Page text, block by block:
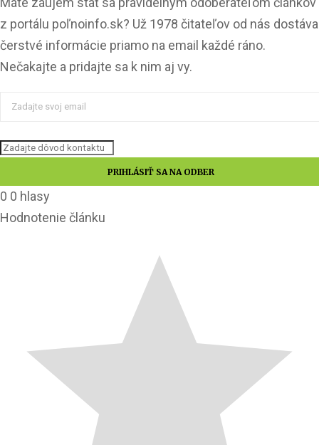
z portálu poľnoinfo.sk? Už 1978 čitateľov od nás dostáva
čerstvé informácie priamo na email každé ráno.
Nečakajte a pridajte sa k nim aj vy.
0 0 hlasy
Hodnotenie článku